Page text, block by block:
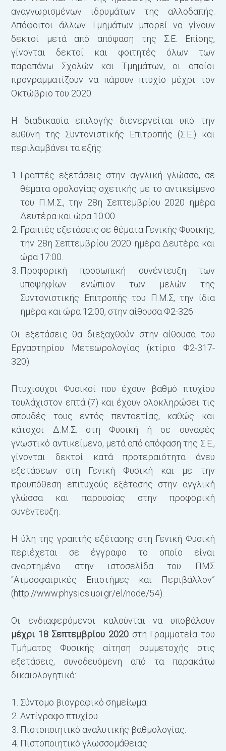
αναγνωρισμένων ιδρυμάτων της αλλοδαπής.
Απόφοιτοι άλλων Τμημάτων μπορεί να γίνουν
δεκτοί μετά από απόφαση της Σ.Ε. Επίσης,
γίνονται δεκτοί και φοιτητές όλων των
παραπάνω Σχολών και Τμημάτων, οι οποίοι
προγραμματίζουν να πάρουν πτυχίο μέχρι τον
Οκτώβριο του 2020.
Η διαδικασία επιλογής διενεργείται υπό την
ευθύνη της Συντονιστικής Επιτροπής (Σ.Ε.) και
περιλαμβάνει τα εξής:
Γραπτές εξετάσεις στην αγγλική γλώσσα, σε
θέματα ορολογίας σχετικής με το αντικείμενο
του Π.Μ.Σ., την 28η Σεπτεμβρίου 2020 ημέρα
Δευτέρα και ώρα 10:00.
Γραπτές εξετάσεις σε θέματα Γενικής Φυσικής,
την 28η Σεπτεμβρίου 2020 ημέρα Δευτέρα και
ώρα 17:00.
Προφορική προσωπική συνέντευξη των
υποψηφίων ενώπιον των μελών της
Συντονιστικής Επιτροπής του Π.Μ.Σ, την ίδια
ημέρα και ώρα 12:00, στην αίθουσα Φ2-326.
Οι εξετάσεις θα διεξαχθούν στην αίθουσα του
Εργαστηρίου Μετεωρολογίας (κτίριο Φ2-317-
320).
Πτυχιούχοι Φυσικοί που έχουν βαθμό πτυχίου
τουλάχιστον επτά (7) και έχουν ολοκληρώσει τις
σπουδές τους εντός πενταετίας, καθώς και
κάτοχοι Δ.Μ.Σ. στη Φυσική ή σε συναφές
γνωστικό αντικείμενο, μετά από απόφαση της Σ.Ε.,
γίνονται δεκτοί κατά προτεραιότητα άνευ
εξετάσεων στη Γενική Φυσική και με την
προϋπόθεση επιτυχούς εξέτασης στην αγγλική
γλώσσα και παρουσίας στην προφορική
συνέντευξη.
Η ύλη της γραπτής εξέτασης στη Γενική Φυσική
περιέχεται σε έγγραφο το οποίο είναι
αναρτημένο στην ιστοσελίδα του ΠΜΣ
“Ατμοσφαιρικές Επιστήμες και Περιβάλλον”
(http://www.physics.uoi.gr/el/node/54).
Οι ενδιαφερόμενοι καλούνται να υποβάλουν
μέχρι 18 Σεπτεμβρίου 2020 στη Γραμματεία του
Τμήματος Φυσικής αίτηση συμμετοχής στις
εξετάσεις, συνοδευόμενη από τα παρακάτω
δικαιολογητικά:
Σύντομο βιογραφικό σημείωμα.
Αντίγραφο πτυχίου.
Πιστοποιητικό αναλυτικής βαθμολογίας.
Πιστοποιητικό γλωσσομάθειας.